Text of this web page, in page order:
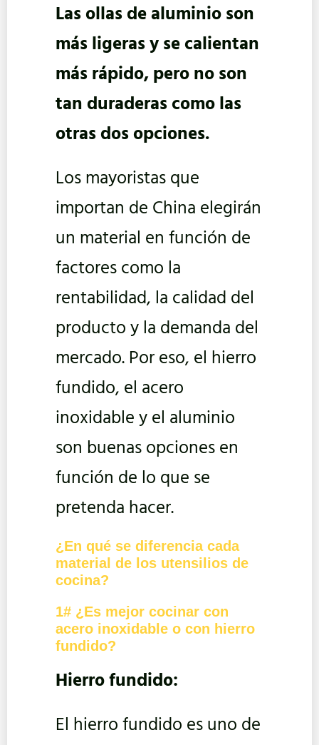
Las ollas de aluminio son
más ligeras y se calientan
más rápido, pero no son
tan duraderas como las
otras dos opciones.
Los mayoristas que
importan de China elegirán
un material en función de
factores como la
rentabilidad, la calidad del
producto y la demanda del
mercado. Por eso, el hierro
fundido, el acero
inoxidable y el aluminio
son buenas opciones en
función de lo que se
pretenda hacer.
¿En qué se diferencia cada
material de los utensilios de
cocina?
1# ¿Es mejor cocinar con
acero inoxidable o con hierro
fundido?
Hierro fundido:
El hierro fundido es uno de